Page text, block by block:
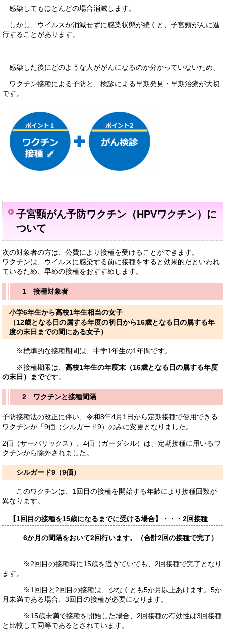
感染してもほとんどの場合消滅します。
しかし、ウイルスが消滅せずに感染状態が続くと、子宮頸がんに進
行することがあります。
感染した後にどのような人ががんになるのか分かっていないため、
ワクチン接種による予防と、検診による早期発見・早期治療が大切
です。
子宮頸がん予防ワクチン（HPVワクチン）に
ついて
次の対象者の方は 、公費により接種を受けることができます。
ワクチンは、ウイルスに感染する前に接種をすると効果的だといわれ
ているため、早めの接種をおすすめします。
1 接種対象者
小学6年生から高校1年生相当の女子
（12歳となる日の属する年度の初日から16歳となる日の属する年
度の末日までの間にある女子）
※標準的な接種期間は、中学1年生の1年間です。
※接種期限は、高校1年生の年度末（16歳となる日の属する年度
の末日）までです。
2 ワクチンと接種間隔
予防接種法の改正に伴い、令和8年4月1日から定期接種で使用できる
ワクチンが「9価（シルガード9）のみに変更となりました。
2価（サーバリックス）、4価（ガーダシル）は、定期接種に用いるワ
クチンから除外されました。
シルガード9（9価）
このワクチンは、1回目の接種を開始する年齢により接種回数が
異なります。
【1回目の接種を15歳になるまでに受ける場合】・・・2回接種
6か月の間隔をおいて2回行います。（合計2回の接種で完了）
※2回目の接種時に15歳を過ぎていても、2回接種で完了となり
ます。
※1回目と2回目の接種は、少なくとも5か月以上あけます。5か
月未満である場合、3回目の接種が必要になります。
※15歳未満で接種を開始した場合、2回接種の有効性は3回接種
と比較して同等であるとされています。